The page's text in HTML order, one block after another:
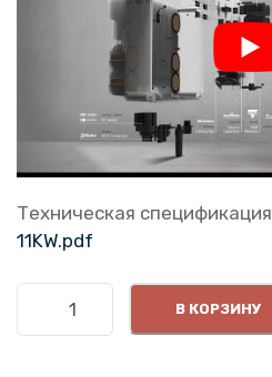
Техническая спецификация
11KW.pdf
В КОРЗИНУ